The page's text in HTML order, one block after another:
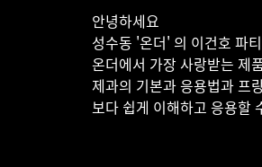
안녕하세요
성수동 '온더' 의 이건호 파
온더에서 가장 사랑받는 제
제과의 기본과 응용법과 프
보다 쉽게 이해하고 응용할